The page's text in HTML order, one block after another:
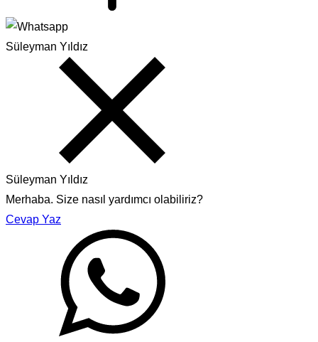
Süleyman Yıldız
Süleyman Yıldız
Merhaba. Size nasıl yardımcı olabiliriz?
Cevap Yaz